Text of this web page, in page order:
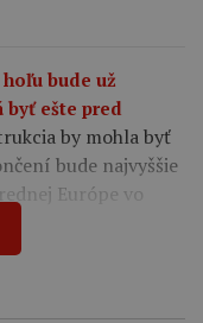
bude už
byť ešte pred
by mohla byť
bude najvyššie
Európe vo